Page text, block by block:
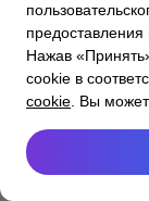
Нажав
cookie в
cookie . Вы